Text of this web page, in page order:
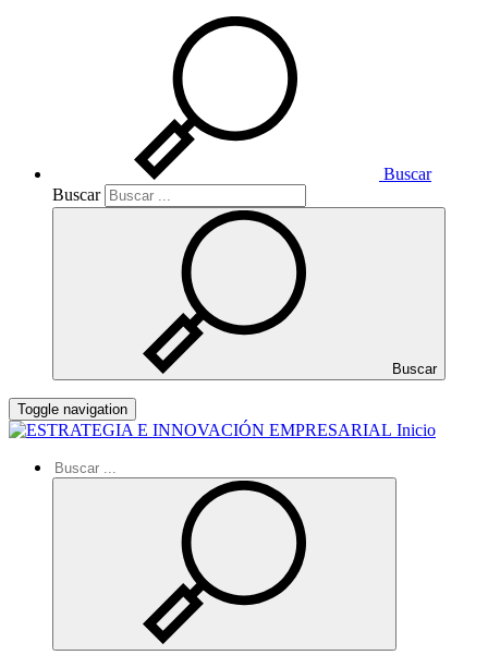
Buscar
Buscar
Buscar
Toggle navigation
Inicio